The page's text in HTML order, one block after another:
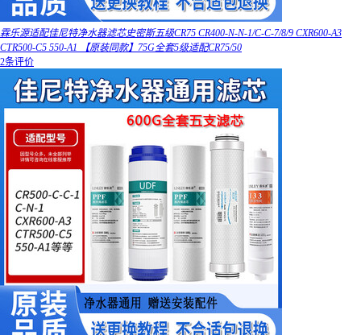
霖乐源适配佳尼特净水器滤芯史密斯五级CR75 CR400-N-N-1/C-C-7/8/9 CXR600-A3
CTR500-C5 550-A1 【原装同款】75G全套5级适配CR75/50
2条评价